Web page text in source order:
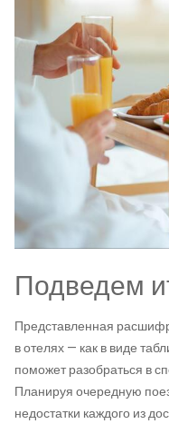
Подведем
Представленная
в отелях — как в виде
поможет разобраться в
Планируя очередную
недостатки каждого из